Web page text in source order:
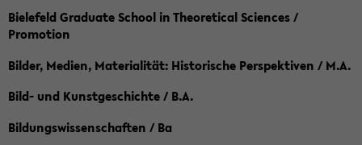
Bielefeld Graduate School in Theoretical Sciences /
Promotion
Bilder, Medien, Materialität: Historische Perspektiven / M.A.
Bild- und Kunstgeschichte / B.A.
Bildungswissenschaften / Ba